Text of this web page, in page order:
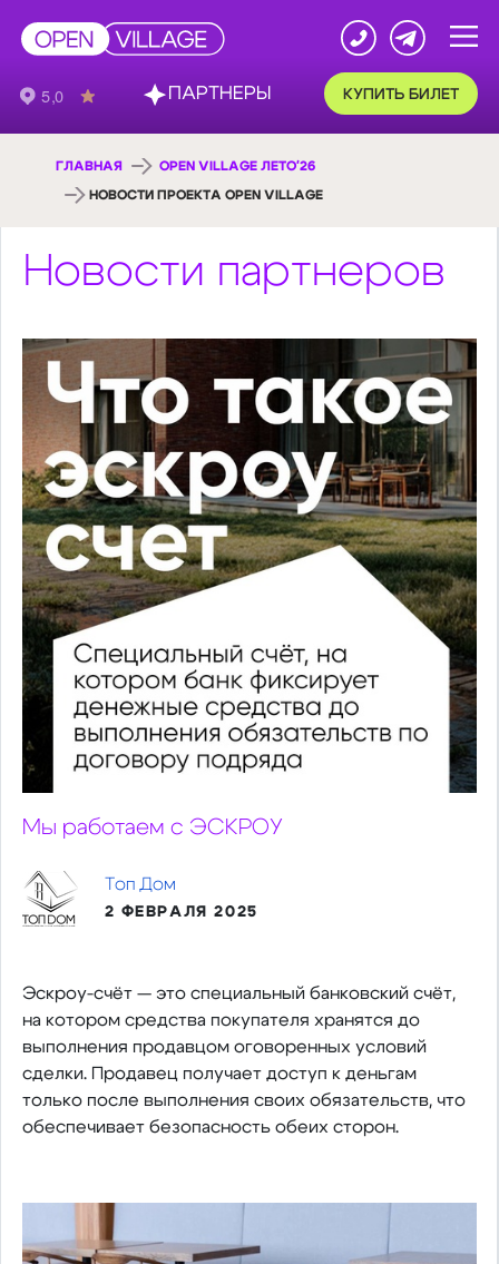
КУПИТЬ БИЛЕТ
ГЛАВНАЯ OPEN VILLAGE ЛЕТО'26
НОВОСТИ ПРОЕКТА OPEN VILLAGE
Новости партнеров
Мы работаем с ЭСКРОУ
Топ Дом
2 ФЕВРАЛЯ 2025
Эскроу-счёт — это специальный банковский счёт,
на котором средства покупателя хранятся до
выполнения продавцом оговоренных условий
сделки. Продавец получает доступ к деньгам
только после выполнения своих обязательств, что
обеспечивает безопасность обеих сторон.​